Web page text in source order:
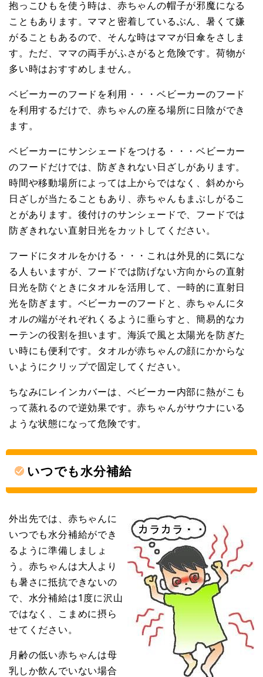
抱っこひもを使う時は、赤ちゃんの帽子が邪魔になる
こともあります。ママと密着しているぶん、暑くて嫌
がることもあるので、そんな時はママが日傘をさしま
す。ただ、ママの両手がふさがると危険です。荷物が
多い時はおすすめしません。
ベビーカーのフードを利用・・・ベビーカーのフード
を利用するだけで、赤ちゃんの座る場所に日陰ができ
ます。
ベビーカーにサンシェードをつける・・・ベビーカー
のフードだけでは、防ぎきれない日ざしがあります。
時間や移動場所によっては上からではなく、斜めから
日ざしが当たることもあり、赤ちゃんもまぶしがるこ
とがあります。後付けのサンシェードで、フードでは
防ぎきれない直射日光をカットしてください。
フードにタオルをかける・・・これは外見的に気にな
る人もいますが、フードでは防げない方向からの直射
日光を防ぐときにタオルを活用して、一時的に直射日
光を防ぎます。ベビーカーのフードと、赤ちゃんにタ
オルの端がそれぞれくるように垂らすと、簡易的なカ
ーテンの役割を担います。海浜で風と太陽光を防ぎた
い時にも便利です。タオルが赤ちゃんの顔にかからな
いようにクリップで固定してください。
ちなみにレインカバーは、ベビーカー内部に熱がこも
って蒸れるので逆効果です。赤ちゃんがサウナにいる
ような状態になって危険です。
いつでも水分補給
外出先では、赤ちゃんに
いつでも水分補給ができ
るように準備しましょ
う。赤ちゃんは大人より
も暑さに抵抗できないの
で、水分補給は1度に沢山
ではなく、こまめに摂ら
せてください。
月齢の低い赤ちゃんは母
乳しか飲んでいない場合